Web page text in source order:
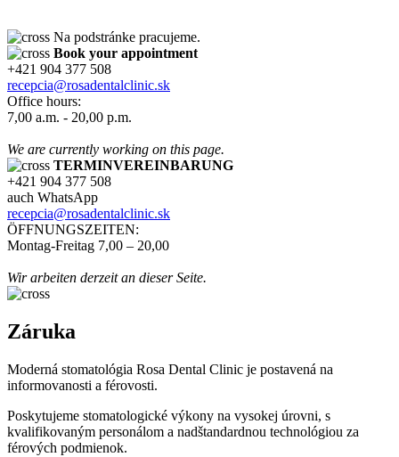
Na podstránke pracujeme.
Book your appointment
+421 904 377 508
recepcia@rosadentalclinic.sk
Office hours:
7,00 a.m. - 20,00 p.m.
We are currently working on this page.
TERMINVEREINBARUNG
+421 904 377 508
auch WhatsApp
recepcia@rosadentalclinic.sk
ÖFFNUNGSZEITEN:
Montag-Freitag 7,00 – 20,00
Wir arbeiten derzeit an dieser Seite.
Záruka
Moderná stomatológia Rosa Dental Clinic je postavená na
informovanosti a férovosti.
Poskytujeme stomatologické výkony na vysokej úrovni, s
kvalifikovaným personálom a nadštandardnou technológiou za
férových podmienok.